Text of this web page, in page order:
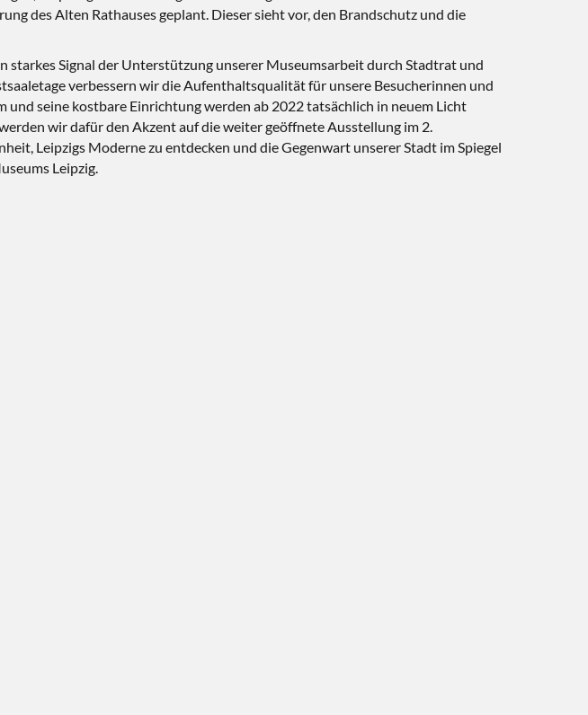
des Alten Rathauses geplant. Dieser sieht vor, den Brandschutz und die
starkes Signal der Unterstützung unserer Museumsarbeit durch Stadtrat und
verbessern wir die Aufenthaltsqualität für unsere Besucherinnen und
seine kostbare Einrichtung werden ab 2022 tatsächlich in neuem Licht
wir dafür den Akzent auf die weiter geöffnete Ausstellung im 2.
Leipzigs Moderne zu entdecken und die Gegenwart unserer Stadt im Spiegel
Leipzig.